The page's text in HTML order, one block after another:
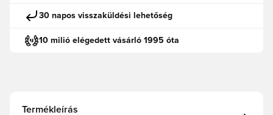
30 napos visszaküldési lehetőség
10 milió elégedett vásárló 1995 óta
Termékleírás